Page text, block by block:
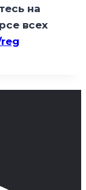
на
всех